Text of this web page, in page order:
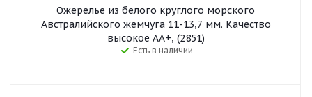
Ожерелье из белого круглого морского
Австралийского жемчуга 11-13,7 мм. Качество
высокое АА+, (2851)
Есть в наличии